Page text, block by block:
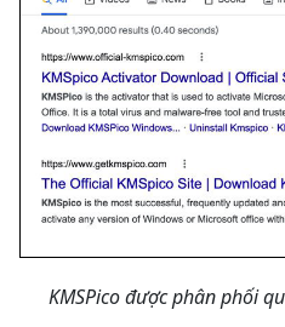
KMSPico được phân phối